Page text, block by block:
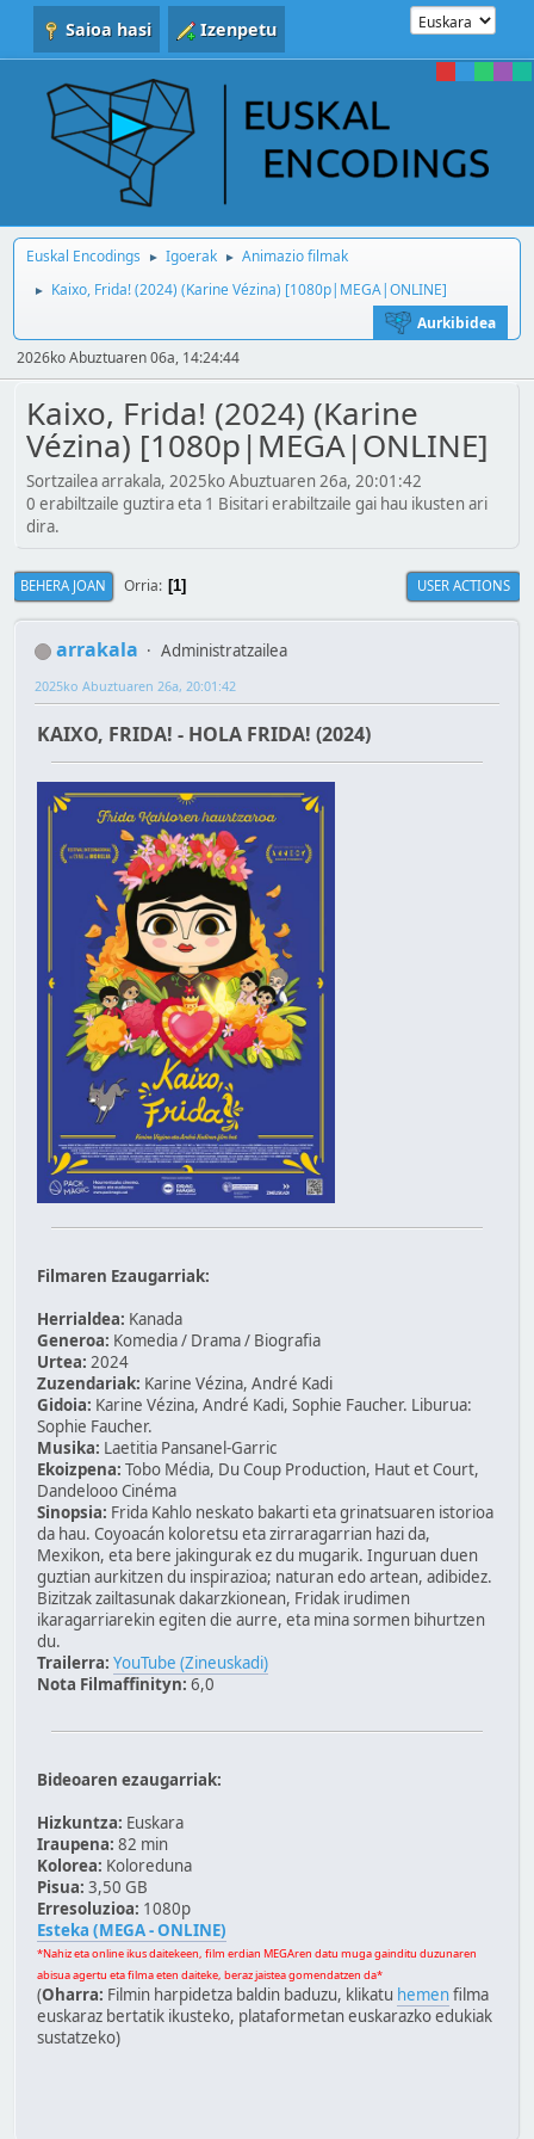
Saioa hasi Izenpetu
Euskal Encodings ► Igoerak ► Animazio filmak
►
Kaixo, Frida! (2024) (Karine Vézina) [1080p|MEGA|ONLINE]
Aurkibidea
2026ko Abuztuaren 06a, 14:24:44
Kaixo, Frida! (2024) (Karine
Vézina) [1080p|MEGA|ONLINE]
Sortzailea arrakala, 2025ko Abuztuaren 26a, 20:01:42
0 erabiltzaile guztira eta 1 Bisitari erabiltzaile gai hau ikusten ari
dira.
BEHERA JOAN Orria 1 USER ACTIONS
arrakala Administratzailea
2025ko Abuztuaren 26a, 20:01:42
KAIXO, FRIDA! - HOLA FRIDA! (2024)
Filmaren Ezaugarriak:
Herrialdea: Kanada
Generoa: Komedia / Drama / Biografia
Urtea: 2024
Zuzendariak: Karine Vézina, André Kadi
Gidoia: Karine Vézina, André Kadi, Sophie Faucher. Liburua:
Sophie Faucher.
Musika: Laetitia Pansanel-Garric
Ekoizpena: Tobo Média, Du Coup Production, Haut et Court,
Dandelooo Cinéma
Sinopsia: Frida Kahlo neskato bakarti eta grinatsuaren istorioa
da hau. Coyoacán koloretsu eta zirraragarrian hazi da,
Mexikon, eta bere jakingurak ez du mugarik. Inguruan duen
guztian aurkitzen du inspirazioa; naturan edo artean, adibidez.
Bizitzak zailtasunak dakarzkionean, Fridak irudimen
ikaragarriarekin egiten die aurre, eta mina sormen bihurtzen
du.
Trailerra: YouTube (Zineuskadi)
Nota Filmaffinityn: 6,0
Bideoaren ezaugarriak:
Hizkuntza: Euskara
Iraupena: 82 min
Kolorea: Koloreduna
Pisua: 3,50 GB
Erresoluzioa: 1080p
Esteka (MEGA - ONLINE)
*Nahiz eta online ikus daitekeen, film erdian MEGAren datu muga gainditu duzunaren
abisua agertu eta filma eten daiteke, beraz jaistea gomendatzen da*
(Oharra: Filmin harpidetza baldin baduzu, klikatu hemenfilma
euskaraz bertatik ikusteko, plataformetan euskarazko edukiak
sustatzeko)